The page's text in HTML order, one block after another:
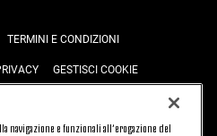
TERMINI E CONDIZIONI
GESTISCI COOKIE
navigazione e funzionali all’erogazione del